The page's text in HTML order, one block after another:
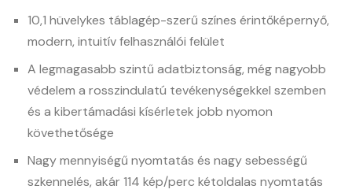
10,1 hüvelykes táblagép-szerű színes érintőképernyő,
modern, intuitív felhasználói felület
A legmagasabb szintű adatbiztonság, még nagyobb
védelem a rosszindulatú tevékenységekkel szemben
és a kibertámadási kísérletek jobb nyomon
követhetősége
Nagy mennyiségű nyomtatás és nagy sebességű
szkennelés, akár 114 kép/perc kétoldalas nyomtatás